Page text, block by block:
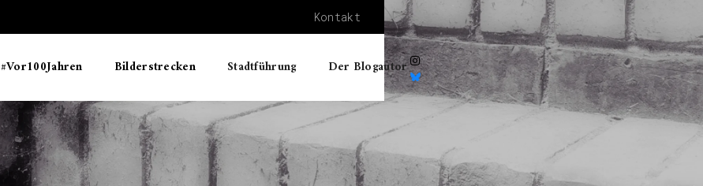
Kontakt
#Vor100Jahren Bilderstrecken Stadtführung Der Blogautor 